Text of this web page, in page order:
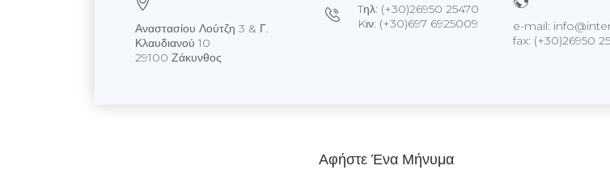
Αναστασίου Λούτζη 3 & Γ.
Κλαυδιανού 10
29100 Ζάκυνθος
Tηλ: (+30)26950 25470
Kιν: (+30)697 6925009
e-mail:
fax: (+30)26950
Αφήστε Ένα Μήνυμα